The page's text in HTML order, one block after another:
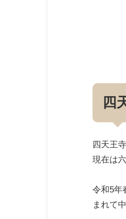
四
四天王
現在は
令和5年
まれて